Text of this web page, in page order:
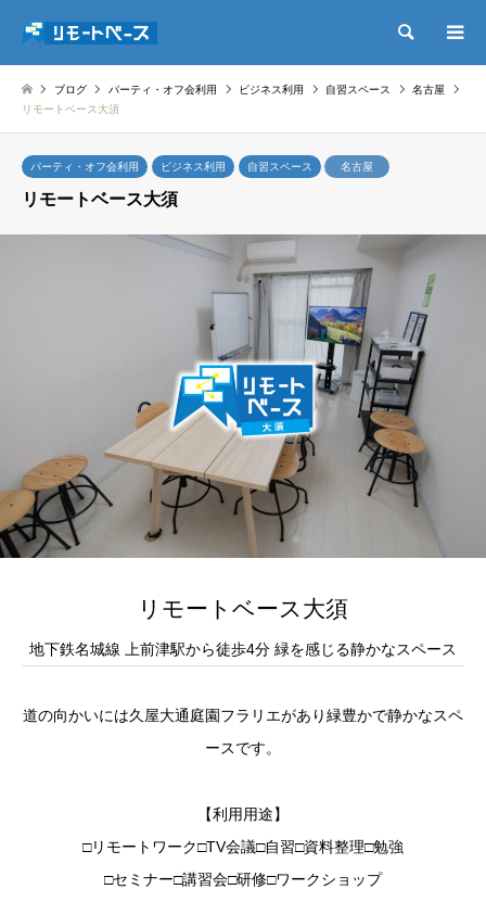
検索
ブログ パーティ・オフ会利用 ビジネス利用 自習スペース
名古屋
リモートベース大須
パーティ・オフ会利用 ビジネス利用 自習スペース 名古屋
リモートベース大須
リモートベース大須
地下鉄名城線 上前津駅から徒歩4分 緑を感じる静かなスペース
道の向かいには久屋大通庭園フラリエがあり緑豊かで静かなスペ
ースです。
【利用用途】
□リモートワーク□TV会議□自習□資料整理□勉強
□セミナー□講習会□研修□ワークショップ